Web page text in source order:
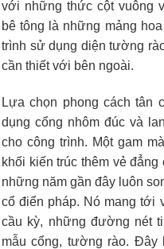
với những thức cột vuông
bê tông là những mảng
trình sử dụng diện tường
cần thiết với bên ngoài.
Lựa chọn phong cách tân
dụng cổng nhôm đúc và
cho công trình. Một gam
khối kiến trúc thêm vẻ
những năm gần đây luôn
cổ điển pháp. Nó mang tới
cầu kỳ, những đường nét
mẫu cổng, tường rào.